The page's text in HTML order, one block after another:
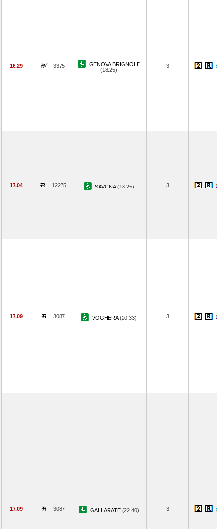
16.29 3375
GENOVA BRIGNOLE
(18.25)
3
17.04 12275 SAVONA(18.25) 3
17.09 3087 VOGHERA(20.33) 3
17.09 3087 GALLARATE (22.40) 3